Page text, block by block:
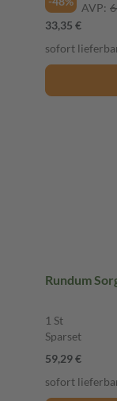
AVP:
33,35 €
sofort
Rundum
1 St
Sparset
59,29 €
sofort